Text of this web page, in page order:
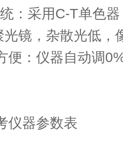
：采用C-T单色
镜，杂散光低，
便：仪器自动调
仪器参数表